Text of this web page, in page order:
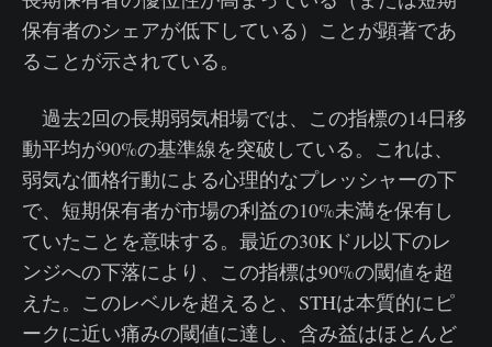
保有者のシェアが低下している）ことが顕著であ
ることが示されている。
過去2回の長期弱気相場では、この指標の14日移
動平均が90%の基準線を突破している。これは、
弱気な価格行動による心理的なプレッシャーの下
で、短期保有者が市場の利益の10%未満を保有し
ていたことを意味する。最近の30Kドル以下のレ
ンジへの下落により、この指標は90%の閾値を超
えた。このレベルを超えると、STHは本質的にピ
ークに近い痛みの閾値に達し、含み益はほとんど